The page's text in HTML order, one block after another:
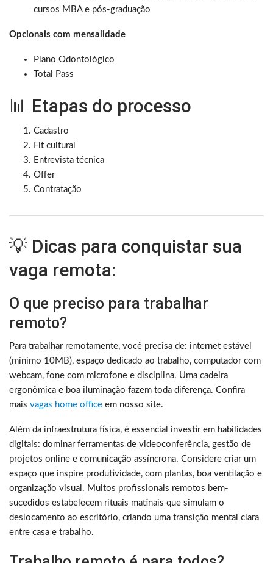
cursos MBA e pós-graduação
Opcionais com mensalidade
Plano Odontológico
Total Pass
📊 Etapas do processo
Cadastro
Fit cultural
Entrevista técnica
Offer
Contratação
💡 Dicas para conquistar sua
vaga remota:
O que preciso para trabalhar
remoto?
Para trabalhar remotamente, você precisa de: internet estável
(mínimo 10MB), espaço dedicado ao trabalho, computador com
webcam, fone com microfone e disciplina. Uma cadeira
ergonômica e boa iluminação fazem toda diferença. Confira
mais vagas home office em nosso site.
Além da infraestrutura física, é essencial investir em habilidades
digitais: dominar ferramentas de videoconferência, gestão de
projetos online e comunicação assíncrona. Considere criar um
espaço que inspire produtividade, com plantas, boa ventilação e
organização visual. Muitos profissionais remotos bem-
sucedidos estabelecem rituais matinais que simulam o
deslocamento ao escritório, criando uma transição mental clara
entre casa e trabalho.